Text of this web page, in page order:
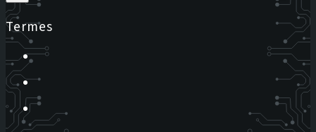
Termes